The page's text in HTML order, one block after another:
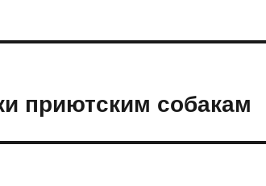
приютским собакам